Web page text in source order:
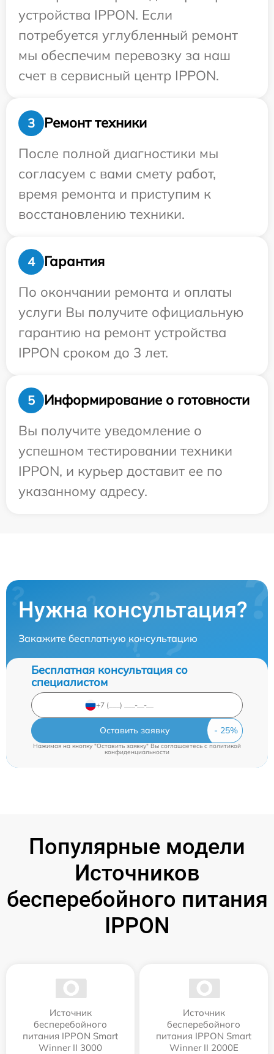
устройства IPPON. Если
потребуется углубленный ремонт
мы обеспечим перевозку за наш
счет в сервисный центр IPPON.
3
Ремонт техники
После полной диагностики мы
согласуем с вами смету работ,
время ремонта и приступим к
восстановлению техники.
4
Гарантия
По окончании ремонта и оплаты
услуги Вы получите официальную
гарантию на ремонт устройства
IPPON сроком до 3 лет.
5
Информирование о готовности
Вы получите уведомление о
успешном тестировании техники
IPPON, и курьер доставит ее по
указанному адресу.
Нужна консультация?
Закажите бесплатную консультацию
Бесплатная консультация со
специалистом
Оставить заявку
Нажимая на кнопку "Оставить заявку" Вы соглашаетесь cполитикой
конфиденциальности
Популярные модели
Источников
бесперебойного питания
IPPON
Источник
бесперебойного
питания IPPON Smart
Winner II 3000
Источник
бесперебойного
питания IPPON Smart
Winner II 2000E